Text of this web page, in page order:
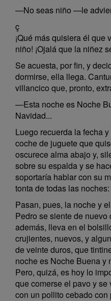
—No seas niño —le
ç
¡Qué más quisiera él que
niño! ¡Ojalá que la niñez
Se acuesta, por fin, y
dormirse, ella llega.
villancico que, pronto,
—Esta noche es Noche
Navidad...
Luego recuerda la fecha
coche de juguete que
oscurece alma abajo y,
sobre su espalda y se
soportaría hablar con su
tonta de todas las
Pasan, pues, la noche y
Pedro se siente de nuevo
además, lleva en el
crujientes, nuevos, y
de veinte duros, que
noche es Noche Buena y
Pero, quizá, es hoy lo
que comerse el pavo y
con un pollito cebado